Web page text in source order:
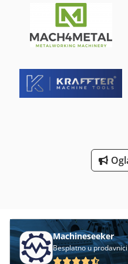
doziranje aditiva: 30 litara -
- Silosi za cement: opcije
upravljanja: potpuno
betonsku bazu Stationary
se u industriji po
Kontinuiranu proizvodnju
komponente, visok
sistem. Prilagodljivost
međunarodno iskustvo u
samo bazom, već
tražite pouzdanu,
proizvoda. Naš asortiman
betonskih blokova,
drobilice kamena,
kamena, mašine za pranje
iznad stola 770 / 2.770 mm
min. Brza traverza za glavu
0,5-1.200 mm/min. Opseg
promenljiv 4,5 - 1.250 o /
Amvorf " Heidenhain - 3-
vodilice, kuglični vijci,
vretena i hrane, hrani
jedna bočna površina
postolje / slajd,
Machineseeker
Besplatno u prodavnici